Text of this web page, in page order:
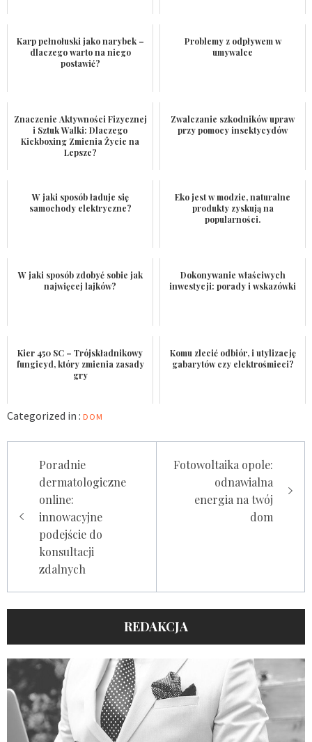
Karp pełnołuski jako narybek –
dlaczego warto na niego
postawić?
Problemy z odpływem w
umywalce
Znaczenie Aktywności Fizycznej
i Sztuk Walki: Dlaczego
Kickboxing Zmienia Życie na
Lepsze?
Zwalczanie szkodników upraw
przy pomocy insektycydów
W jaki sposób ładuje się
samochody elektryczne?
Eko jest w modzie, naturalne
produkty zyskują na
popularności.
W jaki sposób zdobyć sobie jak
najwięcej lajków?
Dokonywanie właściwych
inwestycji: porady i wskazówki
Kier 450 SC – Trójskładnikowy
fungicyd, który zmienia zasady
gry
Komu zlecić odbiór, i utylizację
gabarytów czy elektrośmieci?
Categorized in : DOM
wpisuPoradnie
dermatologiczne
online:
innowacyjne
podejście do
konsultacji
zdalnych
Fotowoltaika opole:
odnawialna
energia na twój
dom
REDAKCJA